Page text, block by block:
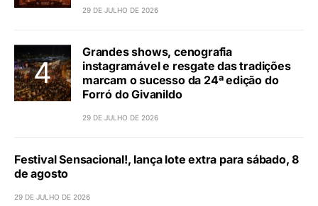
29 DE JULHO DE 2026
Grandes shows, cenografia
instagramável e resgate das tradições
marcam o sucesso da 24ª edição do
Forró do Givanildo
29 DE JULHO DE 2026
Festival Sensacional!, lança lote extra para sábado, 8
de agosto
29 DE JULHO DE 2026